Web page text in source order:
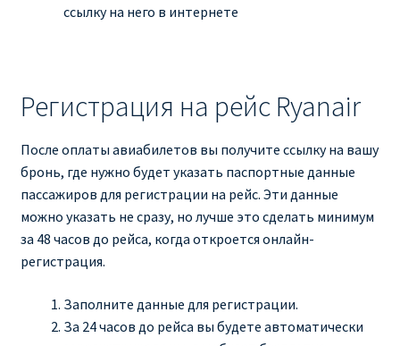
ПРАВИЛА РЕГИСТРАЦИИ
ПРИЛОЖЕНИЕ RYANAIR НА РУССКОМ
ПРОВОЗ БАГАЖА RYANAIR – ПРАВИЛА
РАЙАНЭЙР НА РУССКОМ | КНФТФШК
РЕГИСТРАЦИЯ НА РЕЙС RYANAIR
ссылку на него в интернете
Регистрация на рейс Ryanair
После оплаты авиабилетов вы получите ссылку на вашу
бронь, где нужно будет указать паспортные данные
пассажиров для регистрации на рейс. Эти данные
можно указать не сразу, но лучше это сделать минимум
за 48 часов до рейса, когда откроется онлайн-
регистрация.
Заполните данные для регистрации.
За 24 часов до рейса вы будете автоматически